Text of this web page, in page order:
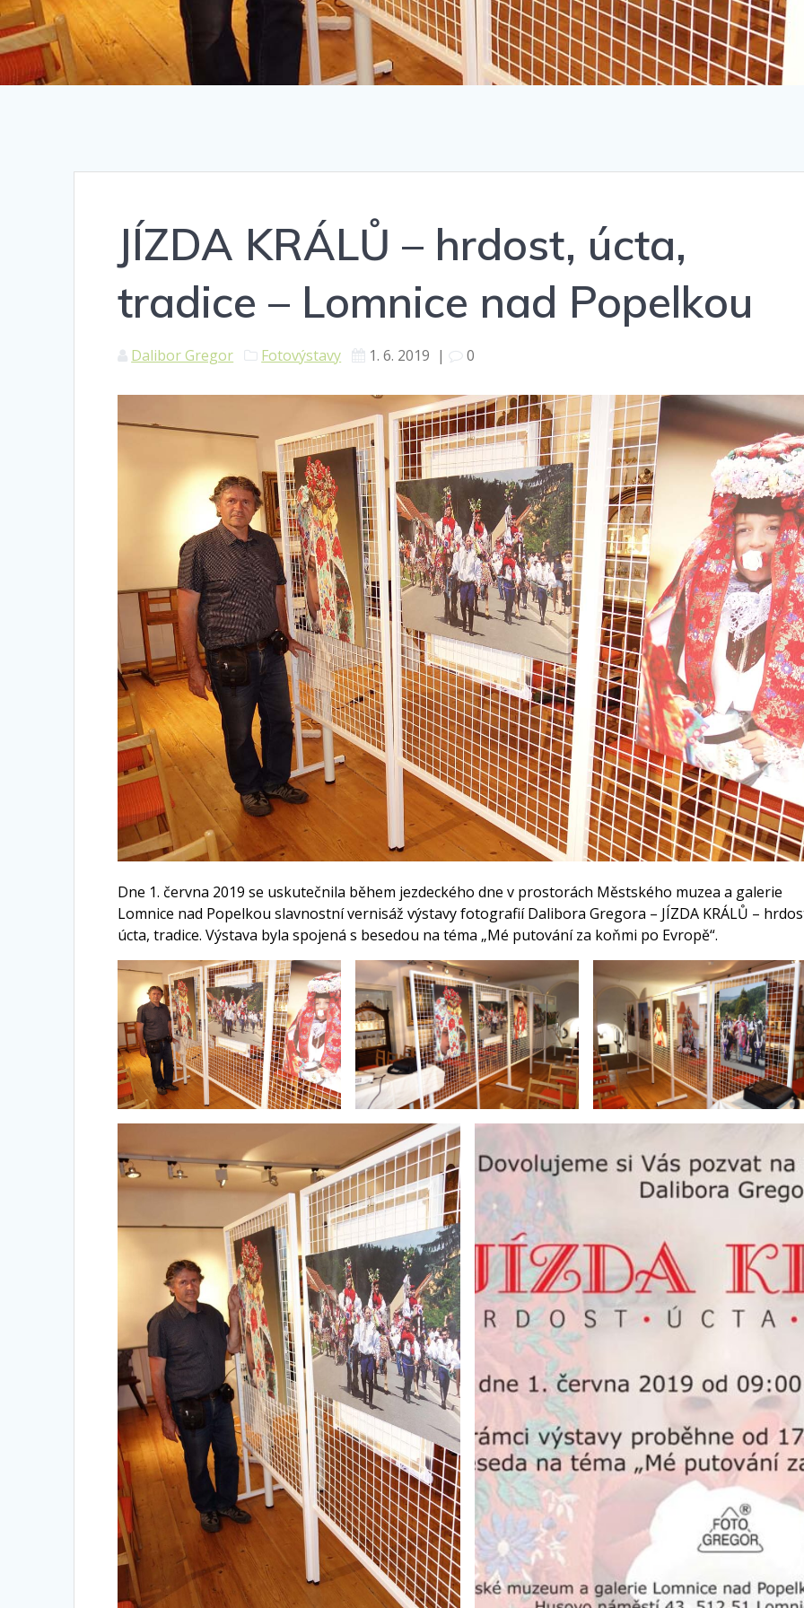
JÍZDA KRÁLŮ – hrdost, úcta,
tradice – Lomnice nad Popelkou
Dalibor Gregor Fotovýstavy 1. 6. 2019 | 0
Dne 1. června 2019 se uskutečnila během jezdeckého dne v prostorách Městského muzea a galerie
Lomnice nad Popelkou slavnostní vernisáž výstavy fotografií Dalibora Gregora – JÍZDA KRÁLŮ –
úcta, tradice. Výstava byla spojená s besedou na téma „Mé putování za koňmi po Evropě“.